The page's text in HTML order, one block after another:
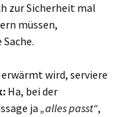
zur Sicherheit mal
müssen,
wird, serviere
Ha, bei der
ja „alles passt“,